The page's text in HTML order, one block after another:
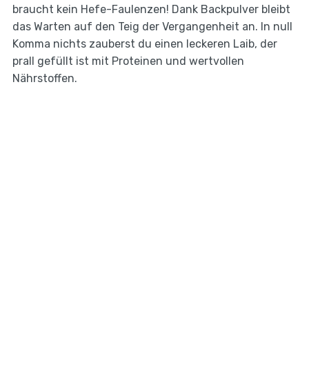
braucht kein Hefe-Faulenzen! Dank Backpulver bleibt
das Warten auf den Teig der Vergangenheit an. In null
Komma nichts zauberst du einen leckeren Laib, der
prall gefüllt ist mit Proteinen und wertvollen
Nährstoffen.